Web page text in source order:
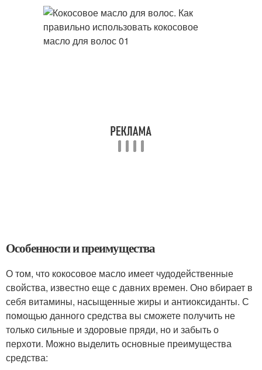
Особенности и преимущества
О том, что кокосовое масло имеет чудодейственные
свойства, известно еще с давних времен. Оно вбирает в
себя витамины, насыщенные жиры и антиоксиданты. С
помощью данного средства вы сможете получить не
только сильные и здоровые пряди, но и забыть о
перхоти. Можно выделить основные преимущества
средства: